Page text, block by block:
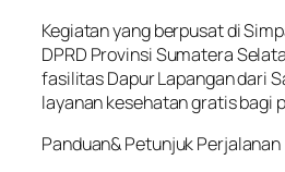
Kegiatan yang berpusat di
DPRD Provinsi Sumatera
fasilitas Dapur Lapangan dari
layanan kesehatan gratis bagi
Panduan& Petunjuk Perjalanan